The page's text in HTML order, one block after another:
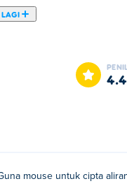
teki berasaskan
musuh, belon akan 4.4
mouse untuk cipta